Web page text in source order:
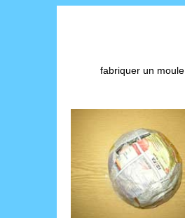
fabriquer un moule